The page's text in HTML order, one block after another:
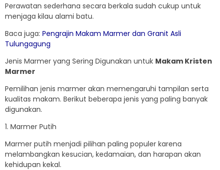
Perawatan sederhana secara berkala sudah cukup untuk
menjaga kilau alami batu.
Baca juga: Pengrajin Makam Marmer dan Granit Asli
Tulungagung
Jenis Marmer yang Sering Digunakan untuk Makam Kristen
Marmer
Pemilihan jenis marmer akan memengaruhi tampilan serta
kualitas makam. Berikut beberapa jenis yang paling banyak
digunakan.
1. Marmer Putih
Marmer putih menjadi pilihan paling populer karena
melambangkan kesucian, kedamaian, dan harapan akan
kehidupan kekal.